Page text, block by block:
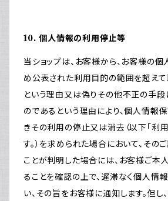
10. 個人情報の利用停止等
当ショップは、お客様から、お客様の個
め公表された利用目的の範囲を超えて
という理由又は偽りその他不正の手段
のであるという理由により、個人情報
きその利用の停止又は消去（以下「利
す。）を求められた場合において、その
ことが判明した場合には、お客様ご本
ることを確認の上で、遅滞なく個人情
い、その旨をお客様に通知します。但